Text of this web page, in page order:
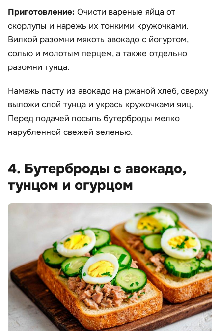
Приготовление: Очисти вареные яйца от
скорлупы и нарежь их тонкими кружочками.
Вилкой разомни мякоть авокадо с йогуртом,
солью и молотым перцем, а также отдельно
разомни тунца.
Намажь пасту из авокадо на ржаной хлеб, сверху
выложи слой тунца и укрась кружочками яиц.
Перед подачей посыпь бутерброды мелко
нарубленной свежей зеленью.
4. Бутерброды с авокадо,
тунцом и огурцом